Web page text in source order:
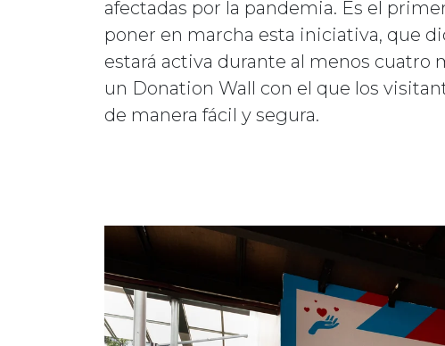
afectadas por la pandemia. Es el
poner en marcha esta iniciativa, que
estará activa durante al menos cuatro
un Donation Wall con el que los
de manera fácil y segura.